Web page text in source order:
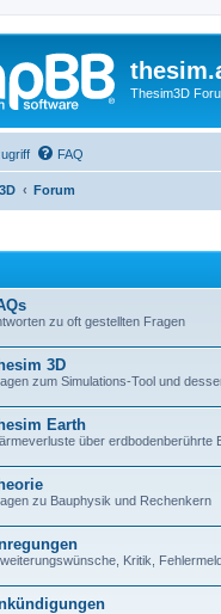
Thesim3D
FAQ
Forum
zu oft gestellten Fragen
3D
zum Simulations-Tool und
Earth
über erdbodenberührte
zu Bauphysik und Rechenkern
Kritik,